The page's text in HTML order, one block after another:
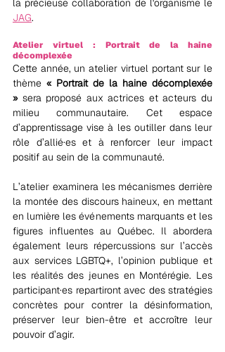
JAG.
Atelier virtuel : Portrait de la haine
décomplexée
Cette année, un atelier virtuel portant sur le
thème « Portrait de la haine décomplexée
» sera proposé aux actrices et acteurs du
milieu communautaire. Cet espace
d’apprentissage vise à les outiller dans leur
rôle d’allié·es et à renforcer leur impact
positif au sein de la communauté.
L’atelier examinera les mécanismes derrière
la montée des discours haineux, en mettant
en lumière les événements marquants et les
figures influentes au Québec. Il abordera
également leurs répercussions sur l’accès
aux services LGBTQ+, l’opinion publique et
les réalités des jeunes en Montérégie. Les
participant·es repartiront avec des stratégies
concrètes pour contrer la désinformation,
préserver leur bien-être et accroître leur
pouvoir d’agir.